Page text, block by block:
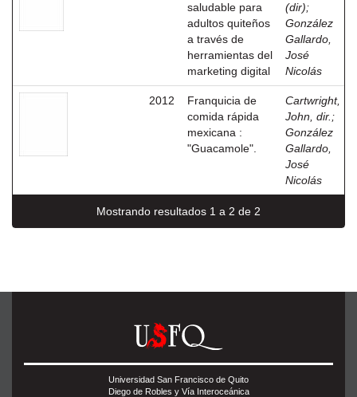
saludable para
adultos quiteños
a través de
herramientas del
marketing digital
(dir);
González
Gallardo,
José
Nicolás
2012
Franquicia de
comida rápida
mexicana :
"Guacamole".
Cartwright,
John, dir. ;
González
Gallardo,
José
Nicolás
Mostrando resultados 1 a 2 de 2
Universidad San Francisco de Quito
Diego de Robles y Vía Interoceánica